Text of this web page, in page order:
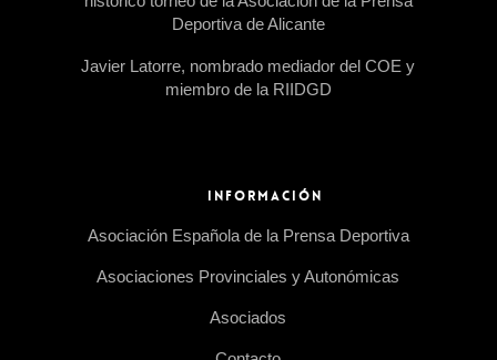
Deportiva de Alicante
Javier Latorre, nombrado mediador del COE y
miembro de la RIIDGD
INFORMACIÓN
Asociación Española de la Prensa Deportiva
Asociaciones Provinciales y Autonómicas
Asociados